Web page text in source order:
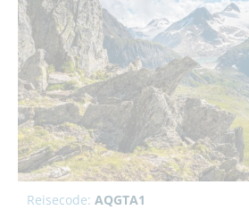
Reisecode: AQGTA1